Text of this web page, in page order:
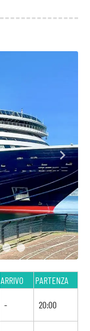
ARRIVO PARTENZA
- 20:00